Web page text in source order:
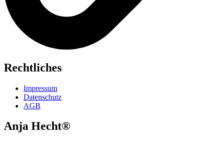
Rechtliches
Impressum
Datenschutz
AGB
Anja Hecht®